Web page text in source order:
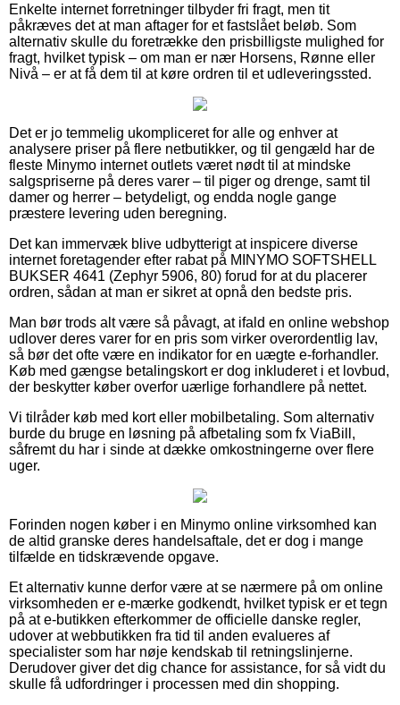
Enkelte internet forretninger tilbyder fri fragt, men tit
påkræves det at man aftager for et fastslået beløb. Som
alternativ skulle du foretrække den prisbilligste mulighed for
fragt, hvilket typisk – om man er nær Horsens, Rønne eller
Nivå – er at få dem til at køre ordren til et udleveringssted.
Det er jo temmelig ukompliceret for alle og enhver at
analysere priser på flere netbutikker, og til gengæld har de
fleste Minymo internet outlets været nødt til at mindske
salgspriserne på deres varer – til piger og drenge, samt til
damer og herrer – betydeligt, og endda nogle gange
præstere levering uden beregning.
Det kan immervæk blive udbytterigt at inspicere diverse
internet foretagender efter rabat på MINYMO SOFTSHELL
BUKSER 4641 (Zephyr 5906, 80) forud for at du placerer
ordren, sådan at man er sikret at opnå den bedste pris.
Man bør trods alt være så påvagt, at ifald en online webshop
udlover deres varer for en pris som virker overordentlig lav,
så bør det ofte være en indikator for en uægte e-forhandler.
Køb med gængse betalingskort er dog inkluderet i et lovbud,
der beskytter køber overfor uærlige forhandlere på nettet.
Vi tilråder køb med kort eller mobilbetaling. Som alternativ
burde du bruge en løsning på afbetaling som fx ViaBill,
såfremt du har i sinde at dække omkostningerne over flere
uger.
Forinden nogen køber i en Minymo online virksomhed kan
de altid granske deres handelsaftale, det er dog i mange
tilfælde en tidskrævende opgave.
Et alternativ kunne derfor være at se nærmere på om online
virksomheden er e-mærke godkendt, hvilket typisk er et tegn
på at e-butikken efterkommer de officielle danske regler,
udover at webbutikken fra tid til anden evalueres af
specialister som har nøje kendskab til retningslinjerne.
Derudover giver det dig chance for assistance, for så vidt du
skulle få udfordringer i processen med din shopping.